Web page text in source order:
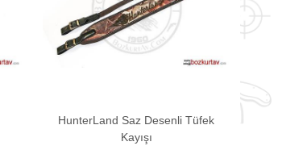
HunterLand Saz Desenli Tüfek
Kayışı